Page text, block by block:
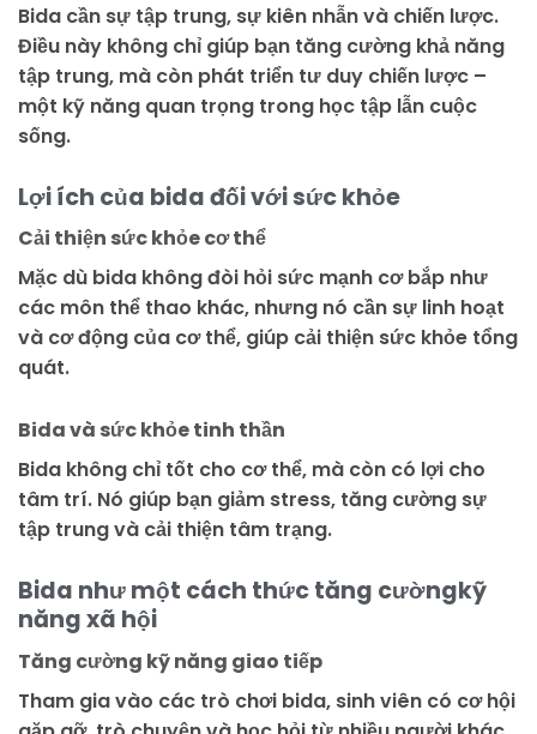
Bida cần sự tập trung, sự kiên nhẫn và chiến lược.
Điều này không chỉ giúp bạn tăng cường khả năng
tập trung, mà còn phát triển tư duy chiến lược –
một kỹ năng quan trọng trong học tập lẫn cuộc
sống.
Lợi ích của bida đối với sức khỏe
Cải thiện sức khỏe cơ thể
Mặc dù bida không đòi hỏi sức mạnh cơ bắp như
các môn thể thao khác, nhưng nó cần sự linh hoạt
và cơ động của cơ thể, giúp cải thiện sức khỏe tổng
quát.
Bida và sức khỏe tinh thần
Bida không chỉ tốt cho cơ thể, mà còn có lợi cho
tâm trí. Nó giúp bạn giảm stress, tăng cường sự
tập trung và cải thiện tâm trạng.
Bida như một cách thức tăng cườngkỹ
năng xã hội
Tăng cường kỹ năng giao tiếp
Tham gia vào các trò chơi bida, sinh viên có cơ hội